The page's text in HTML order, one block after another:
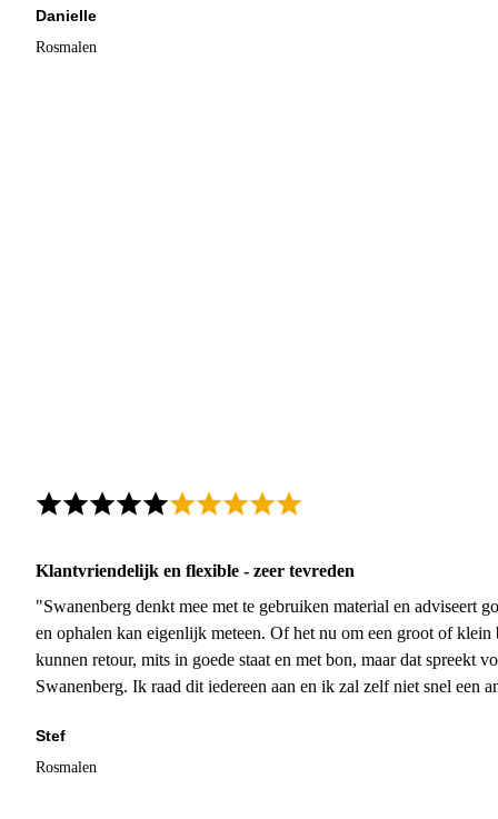
Danielle
Rosmalen
Klantvriendelijk en flexible - zeer tevreden
"Swanenberg denkt mee met te gebruiken material en adviseert
en ophalen kan eigenlijk meteen. Of het nu om een groot of
kunnen retour, mits in goede staat en met bon, maar dat spreekt
Swanenberg. Ik raad dit iedereen aan en ik zal zelf niet snel een
Stef
Rosmalen